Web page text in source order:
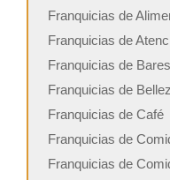
Franquicias de
Franquicias de
Franquicias de Bares
Franquicias de
Franquicias de Café
Franquicias de
Franquicias de